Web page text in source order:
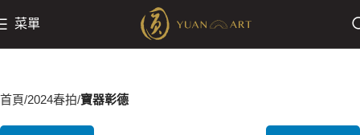
菜單
首頁 2024春拍 寶器彰德